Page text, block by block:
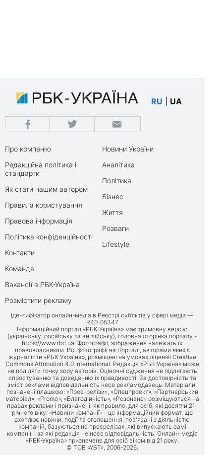
RU UA
Про компанію
Редакційна політика і
стандарти
Як стати нашим автором
Правила користування
Правова інформація
Політика конфіденційності
Контакти
Команда
Вакансії в РБК-Україна
Розмістити рекламу
Новини України
Аналітика
Політика
Бізнес
Життя
Розваги
Lifestyle
Ідентифікатор онлайн-медіа в Реєстрі суб’єктів у сфері медіа —
R40-05347
Інформаційний портал «РБК-Україна» має тримовну версію
(українську, російську та англійську), головна сторінка порталу -
https://www.rbc.ua. Фотографії, зображення належать їх
правовласникам. Всі фотографії на Порталі, авторами яких є
журналісти «РБК-Україна», розміщені на умовах ліцензії Creative
Commons Attribution 4.0 International. Редакція «РБК-Україна» може
не поділяти точку зору авторів. Оціночні судження не підлягають
спростуванню та доведенню їх правдивості. За достовірність та
зміст реклами відповідальність несе рекламодавець. Матеріали,
позначені плашкою: «Прес-релізи», «Спецпроект», «Партнерський
матеріал», «Promo», «Благодійність», «Резонанс» розміщуються на
правах реклами і призначені, як правило, для осіб, які досягли 21-
річного віку. «Новини компанії» - це інформаційний формат, що
охоплює новини, події та оголошення, пов'язані з діяльністю
компаній, базуються на пресрелізах, які випускають самі
компанії, і за які редакція не несе відповідальність. Онлайн-медіа
«РБК-Україна» призначене для осіб віком від 21 року.
© ТОВ «УБТ», 2006-2026.